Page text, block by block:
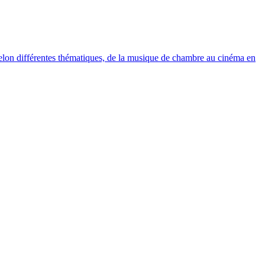
différentes thématiques, de la musique de chambre au cinéma en